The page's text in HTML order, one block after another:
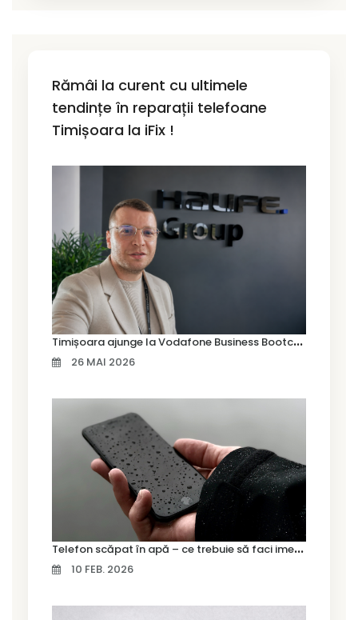
Rămâi la curent cu ultimele
tendințe în reparații telefoane
Timișoara la iFix !
T
imișoara ajunge la Vodafone Business Bootcamp prin Marius Cermian de la Armour România
26 MAI 2026
T
elefon scăpat în apă – ce trebuie să faci imediat și ce greșeli să eviți
10 FEB. 2026